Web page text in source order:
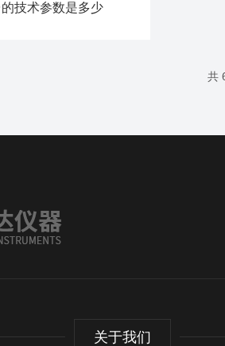
技术参数是多少
共
关于我们